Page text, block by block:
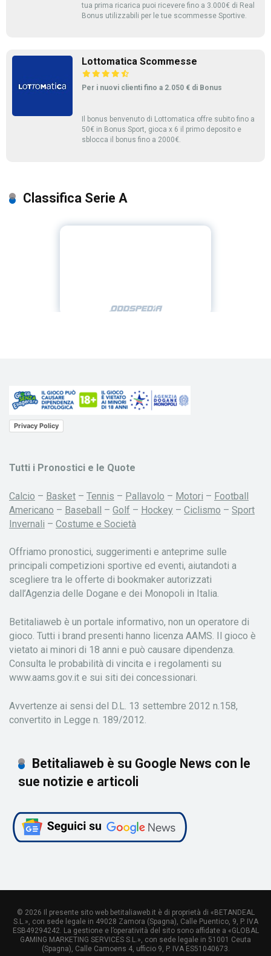
tua prima ricarica puoi ricevere fino a 3.000€ di Real
Bonus utilizzabili per le tue scommesse Sportive.
Lottomatica Scommesse
Per i nuovi clienti fino a 2.050 € di Bonus
Il bonus benvenuto di Lottomatica offre subito fino a
50€ in Bonus Sport, gioca x 6 il primo deposito e
sblocca il bonus fino a 2000€.
Classifica Serie A
Privacy Policy
Tutti i Pronostici e le Quote
Calcio – Basket – Tennis – Pallavolo – Motori – Football
Americano – Baseball – Golf – Hockey – Ciclismo – Sport
Invernali – Costume e Società
Offriamo pronostici, suggerimenti e anteprime sulle
principali competizioni sportive ed eventi, aiutandoti a
scegliere tra le offerte di bookmaker autorizzati
dall’Agenzia delle Dogane e dei Monopoli in Italia.
Betitaliaweb è un portale informativo, non un operatore di
gioco. Tutti i brand presenti hanno licenza AAMS. Il gioco è
vietato ai minori di 18 anni e può causare dipendenza.
Consulta le probabilità di vincita e i regolamenti su
www.aams.gov.it e sui siti dei concessionari.
Avvertenze ai sensi del D.L. 13 settembre 2012 n.158,
convertito in Legge n. 189/2012.
Betitaliaweb è su Google News con le
sue notizie e articoli
© 2026 Il presente sito web betitaliaweb.it è di proprietà di «BETANDEAL
S.L.», con sede legale in 49028 Zamora (Spagna), Calle Puentico, 9, P. IVA
ESB49294242. La gestione e l’operatività del sito sono affidate a «GLOBAL
GAMING MARKETING SERVICES S.L.», con sede legale in 51001 Ceuta
(Spagna), Calle Camoens 4, ufficio 9, P. IVA ES51040673.